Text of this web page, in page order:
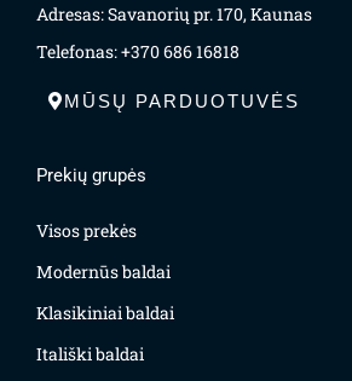
Adresas: Savanorių pr. 170, Kaunas
Telefonas: +370 686 16818
MŪSŲ PARDUOTUVĖS
Prekių grupės
Visos prekės
Modernūs baldai
Klasikiniai baldai
Itališki baldai